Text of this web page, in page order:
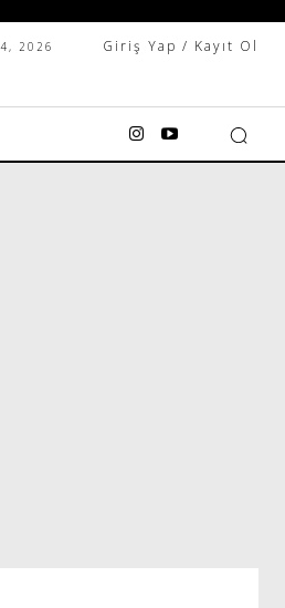
4, 2026 Giriş Yap / Kayıt Ol